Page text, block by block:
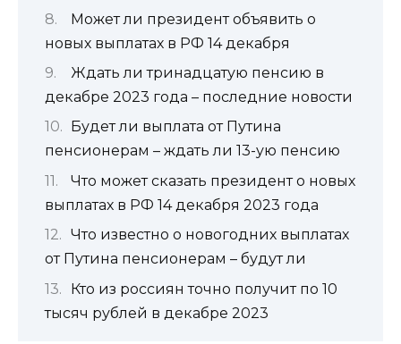
Может ли президент объявить о
новых выплатах в РФ 14 декабря
Ждать ли тринадцатую пенсию в
декабре 2023 года – последние новости
Будет ли выплата от Путина
пенсионерам – ждать ли 13-ую пенсию
Что может сказать президент о новых
выплатах в РФ 14 декабря 2023 года
Что известно о новогодних выплатах
от Путина пенсионерам – будут ли
Кто из россиян точно получит по 10
тысяч рублей в декабре 2023